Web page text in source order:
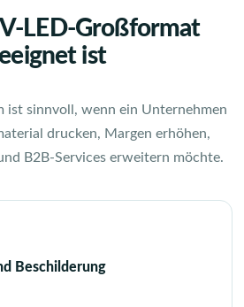
LED-Großformat
ist
ist sinnvoll, wenn ein Unternehmen
drucken, Margen erhöhen,
B2B-Services erweitern möchte.
Beschilderung